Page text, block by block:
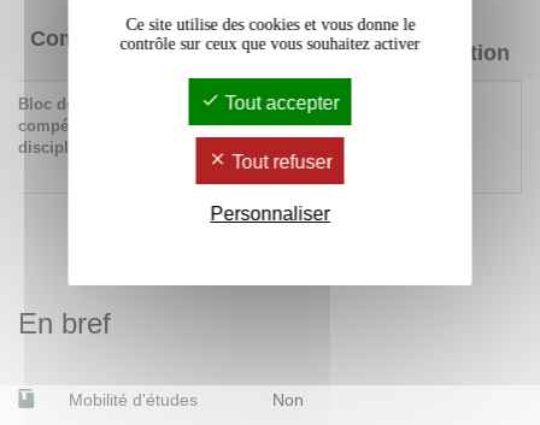
Compétences
Niveau
d'acquisition
Bloc de
compétences
disciplinaires
683 Accompagner le
développement des acteurs
touristiques
En bref
Mobilité d'études Non
Ce site utilise des cookies et vous donne le
contrôle sur ceux que vous souhaitez activer
Tout accepter
Tout refuser
Personnaliser